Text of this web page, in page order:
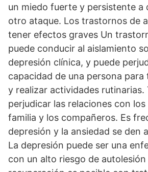
un miedo fuerte y persistente a
otro ataque. Los trastornos de
tener efectos graves Un
puede conducir al aislamiento
depresión clínica, y puede
capacidad de una persona para
y realizar actividades rutinarias.
perjudicar las relaciones con los
familia y los compañeros. Es
depresión y la ansiedad se den
La depresión puede ser una
con un alto riesgo de autolesión